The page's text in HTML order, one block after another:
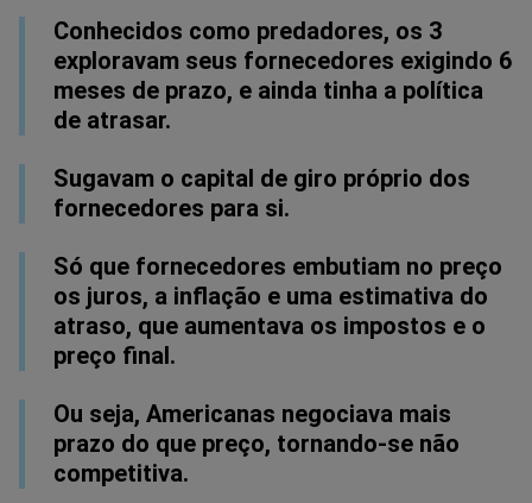
Conhecidos como predadores, os 3
exploravam seus fornecedores exigindo 6
meses de prazo, e ainda tinha a política
de atrasar.
Sugavam o capital de giro próprio dos
fornecedores para si.
Só que fornecedores embutiam no preço
os juros, a inflação e uma estimativa do
atraso, que aumentava os impostos e o
preço final.
Ou seja, Americanas negociava mais
prazo do que preço, tornando-se não
competitiva.